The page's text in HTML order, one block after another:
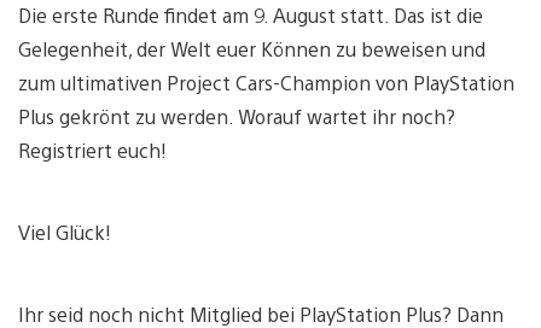
Die erste Runde findet am 9. August statt. Das ist die
Gelegenheit, der Welt euer Können zu beweisen und
zum ultimativen Project Cars-Champion von PlayStation
Plus gekrönt zu werden. Worauf wartet ihr noch?
Registriert euch!
Viel Glück!
Ihr seid noch nicht Mitglied bei PlayStation Plus? Dann